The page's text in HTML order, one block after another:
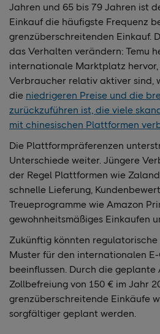
Jahren und 65 bis 79 Jahren ist
Einkauf die häufigste Frequenz
grenzüberschreitenden Einkauf.
das Verhalten verändern: Temu
internationale Marktplatz
Verbraucher relativ aktiver sind,
die niedrigeren Preise und die
zurückzuführen ist, die viele
mit chinesischen Plattformen
Die Plattformpräferenzen
Unterschiede weiter. Jüngere
der Regel Plattformen wie
schnelle Lieferung,
Treueprogramme wie Amazon
gewohnheitsmäßiges Einkaufen
Zukünftig könnten
Muster für den internationalen
beeinflussen. Durch die
Zollbefreiung von 150 € im Jahr
grenzüberschreitende Einkäufe
sorgfältiger geplant werden.